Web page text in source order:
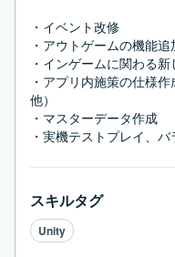
・イベント改修
・アウトゲームの機能
・インゲームに関わる
・アプリ内施策の仕様
他）
・マスターデータ作成
・実機テストプレイ、
スキルタグ
Unity